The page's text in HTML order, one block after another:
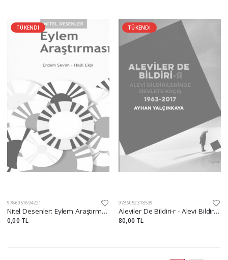
TÜKENDİ
9786051694221
Nitel Desenler: Eylem Araştırması
0,00 TL
TÜKENDİ
9786052318539
Aleviler De Bildiri-r - Alevi Bildirilerinde Devlete Kaçış
80,00 TL